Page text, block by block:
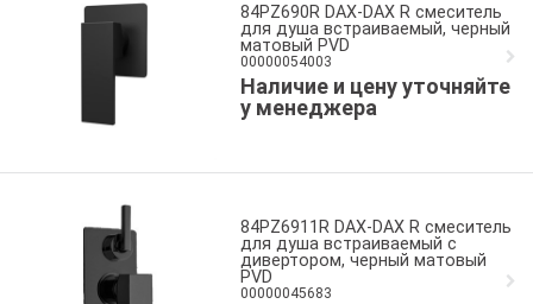
84PZ690R DAX-DAX R смеситель
для душа встраиваемый, черный
матовый PVD
00000054003
Наличие и цену уточняйте
у менеджера
84PZ6911R DAX-DAX R смеситель
для душа встраиваемый с
дивертором, черный матовый
PVD
00000045683